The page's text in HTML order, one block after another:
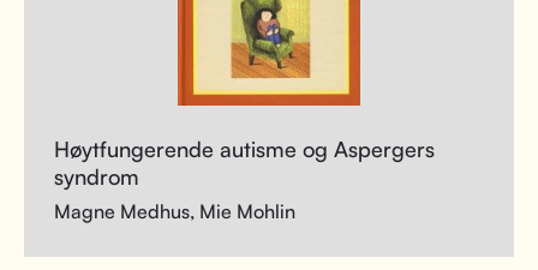
Høytfungerende autisme og Aspergers
syndrom
Magne Medhus, Mie Mohlin